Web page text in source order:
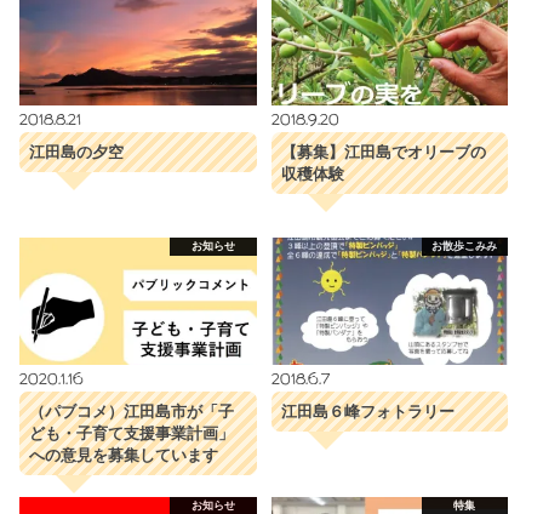
2018.8.21
江田島の夕空
2018.9.20
【募集】江田島でオリーブの
収穫体験
お知らせ
2020.1.16
（パブコメ）江田島市が「子
ども・子育て支援事業計画」
への意見を募集しています
お散歩こみみ
2018.6.7
江田島６峰フォトラリー
お知らせ 特集